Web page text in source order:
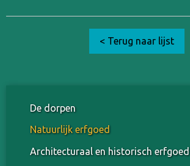
< Terug naar lijst
De dorpen
Natuurlijk erfgoed
Architecturaal en historisch erfgoed